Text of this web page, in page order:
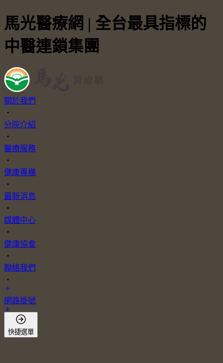
馬光醫療網 | 全台最具指標的
中醫連鎖集團
關於我們
・
分院介紹
・
醫療服務
・
健康專欄
・
最新消息
・
媒體中心
・
健康協會
・
聯絡我們
・
網路掛號
會員登入
快捷選單